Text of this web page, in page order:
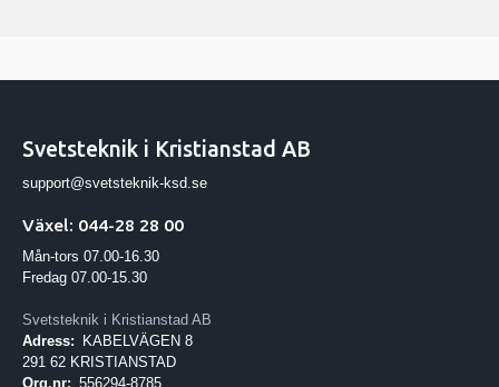
Svetsteknik i Kristianstad AB
support@svetsteknik-ksd.se
Växel: 044-28 28 00
Mån-tors 07.00-16.30
Fredag 07.00-15.30
Svetsteknik i Kristianstad AB
Adress:
KABELVÄGEN 8
291 62 KRISTIANSTAD
Org.nr: 556294-8785